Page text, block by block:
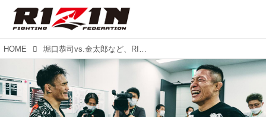
HOME 堀口恭司vs.金太郎など、RIZIN.38の舞台裏に迫る！RIZIN CONFESSIONS #106 配信開始！